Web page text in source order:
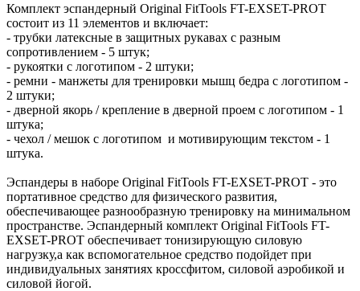
Комплект эспандерный Original FitTools FT-EXSET-PROT
состоит из 11 элементов и включает:
- трубки латексные в защитных рукавах с разным
сопротивлением - 5 штук;
- рукоятки с логотипом - 2 штуки;
- ремни - манжеты для тренировки мышц бедра с логотипом -
2 штуки;
- дверной якорь / крепление в дверной проем с логотипом - 1
штука;
- чехол / мешок с логотипом и мотивирующим текстом - 1
штука.
Эспандеры в наборе Original FitTools FT-EXSET-PROT - это
портативное средство для физического развития,
обеспечивающее разнообразную тренировку на минимальном
пространстве. Эспандерный комплект Original FitTools FT-
EXSET-PROT обеспечивает тонизирующую силовую
нагрузку,а как вспомогательное средство подойдет при
индивидуальных занятиях кроссфитом, силовой аэробикой и
силовой йогой.